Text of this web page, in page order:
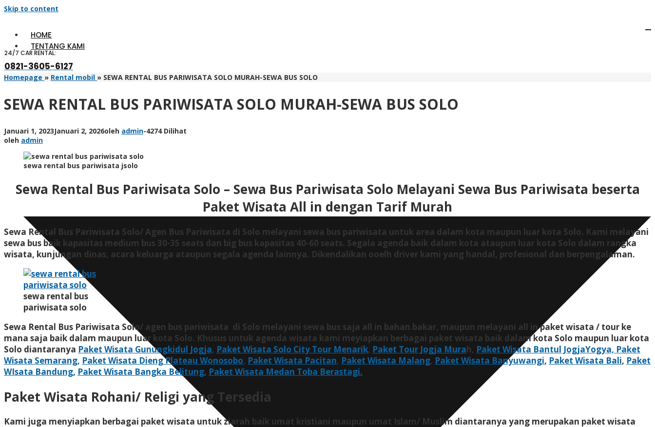
Skip to content
HOME
TENTANG KAMI
24/7 CAR RENTAL:
0821-3605-6127
Homepage » Rental mobil » SEWA RENTAL BUS PARIWISATA SOLO MURAH-SEWA BUS SOLO
SEWA RENTAL BUS PARIWISATA SOLO MURAH-SEWA BUS SOLO
Januari 1, 2023Januari 2, 2026oleh admin-4274 Dilihat
oleh admin
sewa rental bus pariwisata jsolo
Sewa Rental Bus Pariwisata Solo – Sewa Bus Pariwisata Solo Melayani Sewa Bus Pariwisata beserta
Paket Wisata All in dengan Tarif Murah
Sewa Rental Bus Pariwisata Solo/ Agen Bus Pariwisata di Solo melayani sewa bus pariwisata untuk area dalam kota maupun luar kota Solo. Kami melayani
sewa bus baik kapasitas medium bus 30-35 seats dan big bus kapasitas 40-60 seats. Segala agenda baik dalam kota ataupun luar kota Solo dalam rangka
wisata, kunjungan dinas, acara keluarga ataupun segala agenda lainnya. Dikendalikan ooelh driver kami yang handal, profesional dan berpengalaman.
sewa rental bus
pariwisata solo
Sewa Rental Bus Pariwisata Solo/ agen bus pariwisata di Solo melayani sewa bus saja all in bahan bakar, maupun melayani all in paket wisata / tour ke
mana saja baik dalam maupun luar kota Solo. Khusus untuk agenda wisata kami meyiapkan berbagai paket wisata baik dalam kota Solo maupun luar kota
Solo diantaranya Paket Wisata Gunungkidul Jogja, Paket Wisata Solo City Tour Menarik, Paket Tour Jogja Murah, Paket Wisata Bantul JogjaYogya, Paket
Wisata Semarang, Paket Wisata Dieng Plateau Wonosobo, Paket Wisata Pacitan, Paket Wisata Malang, Paket Wisata Banyuwangi, Paket Wisata Bali, Paket
WIsata Bandung, Paket Wisata Bangka Belitung, Paket Wisata Medan Toba Berastagi.
Paket Wisata Rohani/ Religi yang Tersedia
Kami juga menyiapkan berbagai paket wisata untuk ziarah baik umat kristiani maupun umat Islam/ Muslim diantaranya yang merupakan paket wisata